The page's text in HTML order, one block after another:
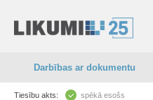
Darbības ar dokumentu
Tiesību akts: spēkā esošs